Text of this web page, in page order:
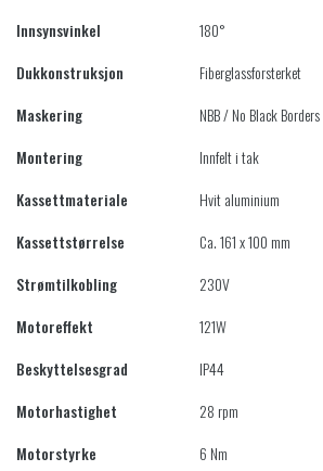
Innsynsvinkel
180°
Dukkonstruksjon
Fiberglassforsterket
Maskering
NBB / No Black Borders
Montering
Innfelt i tak
Kassettmateriale
Hvit aluminium
Kassettstørrelse
Ca. 161 x 100 mm
Strømtilkobling
230V
Motoreffekt
121W
Beskyttelsesgrad
IP44
Motorhastighet
28 rpm
Motorstyrke
6 Nm